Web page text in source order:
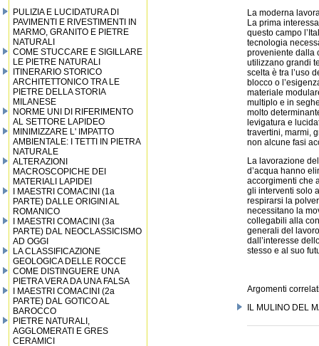
PULIZIA E LUCIDATURA DI
PAVIMENTI E RIVESTIMENTI IN
MARMO, GRANITO E PIETRE
NATURALI
COME STUCCARE E SIGILLARE
LE PIETRE NATURALI
ITINERARIO STORICO
ARCHITETTONICO TRA LE
PIETRE DELLA STORIA
MILANESE
NORME UNI DI RIFERIMENTO
AL SETTORE LAPIDEO
MINIMIZZARE L' IMPATTO
AMBIENTALE: I TETTI IN PIETRA
NATURALE
ALTERAZIONI
MACROSCOPICHE DEI
MATERIALI LAPIDEI
I MAESTRI COMACINI (1a
PARTE) DALLE ORIGINI AL
ROMANICO
I MAESTRI COMACINI (3a
PARTE) DAL NEOCLASSICISMO
AD OGGI
LA CLASSIFICAZIONE
GEOLOGICA DELLE ROCCE
COME DISTINGUERE UNA
PIETRA VERA DA UNA FALSA
I MAESTRI COMACINI (2a
PARTE) DAL GOTICO AL
BAROCCO
PIETRE NATURALI,
AGGLOMERATI E GRES
CERAMICI
La moderna
La prima
questo campo
tecnologia
proveniente dalla
utilizzano grandi
scelta è tra l’uso
blocco o
materiale
multiplo e in
molto
levigatura e
travertini, marmi,
non alcune fasi
La lavorazione
d’acqua hanno
accorgimenti che
gli interventi solo
respirarsi la
necessitano la
collegabili alla
generali del
dall’interesse
stesso e al suo
Argomenti
IL MULINO DEL